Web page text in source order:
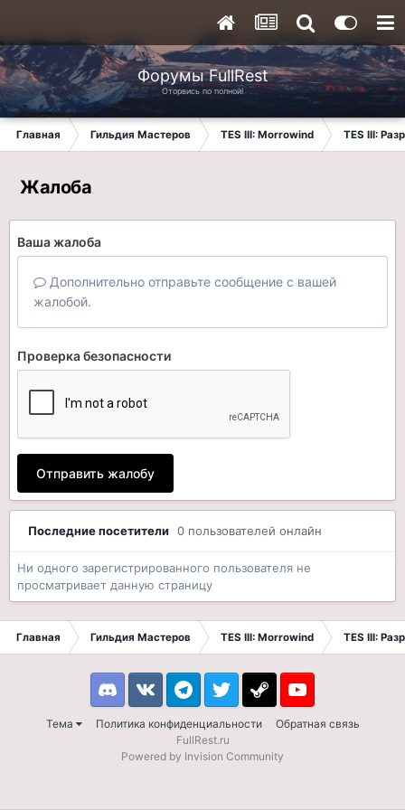
Форумы FullRest
Оторвись по полной!
Главная Гильдия Мастеров TES III: Morrowind TES III:
Жалоба
Ваша жалоба
Дополнительно отправьте сообщение с вашей
жалобой.
Проверка безопасности
Отправить жалобу
Последние посетители 0 пользователей онлайн
Ни одного зарегистрированного пользователя не
просматривает данную страницу
Главная Гильдия Мастеров TES III: Morrowind TES III:
Тема Политика конфиденциальности Обратная связь
DiscordVK TelegramTwitter Steam Youtube
FullRest.ru
Powered by Invision Community